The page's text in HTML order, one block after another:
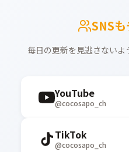
SNSも
毎日の更新を見逃さない
YouTube
@cocosapo_ch
TikTok
@cocosapo_ch